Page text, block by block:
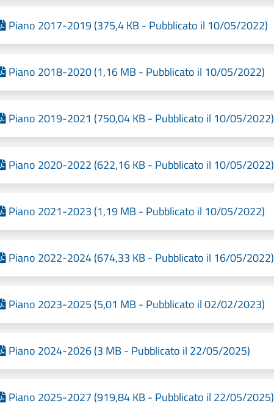
Piano 2017-2019 (375,4 KB - Pubblicato il 10/05/2022)
Piano 2018-2020 (1,16 MB - Pubblicato il 10/05/2022)
Piano 2019-2021 (750,04 KB - Pubblicato il 10/05/2022)
Piano 2020-2022 (622,16 KB - Pubblicato il 10/05/2022)
Piano 2021-2023 (1,19 MB - Pubblicato il 10/05/2022)
Piano 2022-2024 (674,33 KB - Pubblicato il 16/05/2022)
Piano 2023-2025 (5,01 MB - Pubblicato il 02/02/2023)
Piano 2024-2026 (3 MB - Pubblicato il 22/05/2025)
Piano 2025-2027 (919,84 KB - Pubblicato il 22/05/2025)